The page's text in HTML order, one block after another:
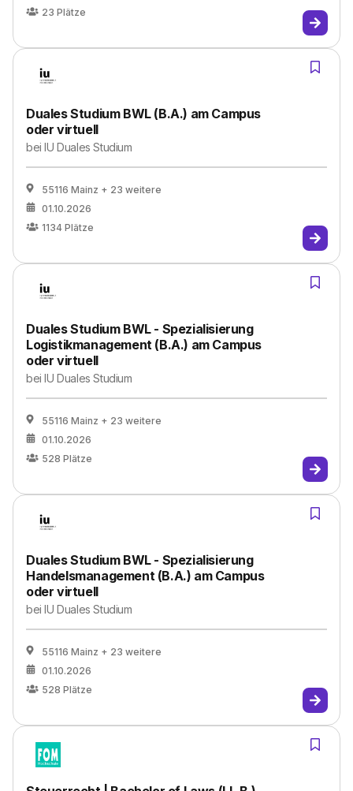
23 Plätze
Duales Studium BWL (B.A.) am Campus
oder virtuell
beiIU Duales Studium
55116 Mainz + 23 weitere
01.10.2026
1134 Plätze
Duales Studium BWL - Spezialisierung
Logistikmanagement (B.A.) am Campus
oder virtuell
beiIU Duales Studium
55116 Mainz + 23 weitere
01.10.2026
528 Plätze
Duales Studium BWL - Spezialisierung
Handelsmanagement (B.A.) am Campus
oder virtuell
beiIU Duales Studium
55116 Mainz + 23 weitere
01.10.2026
528 Plätze